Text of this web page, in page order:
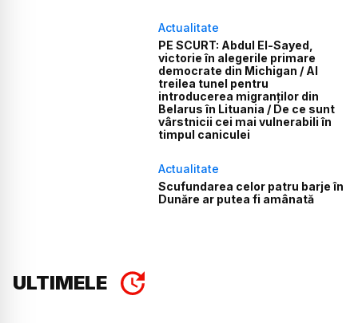
Actualitate
PE SCURT: Abdul El-Sayed,
victorie în alegerile primare
democrate din Michigan / Al
treilea tunel pentru
introducerea migranților din
Belarus în Lituania / De ce sunt
vârstnicii cei mai vulnerabili în
timpul caniculei
Actualitate
Scufundarea celor patru barje în
Dunăre ar putea fi amânată
ULTIMELE